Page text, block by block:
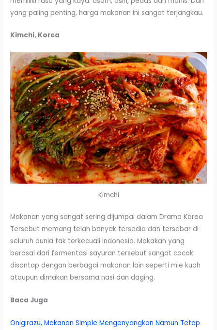
yang paling penting, harga makanan ini sangat terjangkau.
Kimchi, Korea
Kimchi
Makanan yang sangat sering dijumpai dalam Drama Korea
Tersebut memang telah banyak tersedia dan tersebar di
seluruh dunia tak terkecuali Indonesia. Makakan yang
berasal dari fermentasi sayuran tersebut sangat cocok
disantap dengan berbagai makanan lain seperti mie kuah
ataupun dimakan bersama nasi dan daging.
Baca Juga
Onigirazu, Makanan Simple Mengenyangkan Namun Tetap